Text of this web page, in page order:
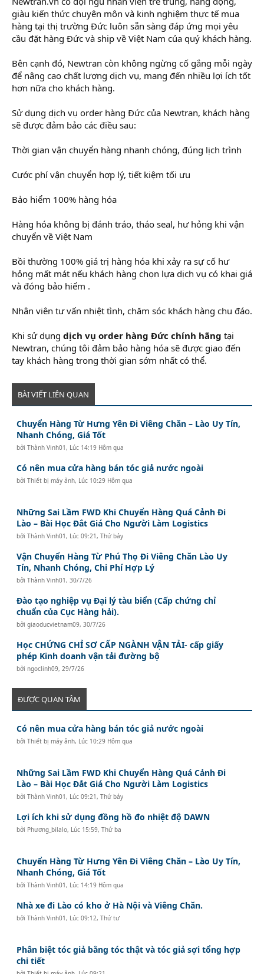
giàu kiến thức chuyên môn và kinh nghiệm thực tế mua
hàng tại thị trường Đức luôn sẵn sàng đáp ứng mọi yêu
cầu đặt hàng Đức và ship về Việt Nam của quý khách hàng.
Bên cạnh đó, Newtran còn không ngừng cố gắng mỗi ngày
để nâng cao chất lượng dịch vụ, mang đến nhiều lợi ích tốt
hơn nữa cho khách hàng.
Sử dụng dịch vụ order hàng Đức của Newtran, khách hàng
sẽ được đảm bảo các điều sau:
Thời gian vận chuyển hàng nhanh chóng, đúng lịch trình
Cước phí vận chuyển hợp lý, tiết kiệm tối ưu
Bảo hiểm 100% hàng hóa
Hàng hóa không bị đánh tráo, tháo seal, hư hỏng khi vận
chuyển về Việt Nam
Bồi thường 100% giá trị hàng hóa khi xảy ra sự cố hư
hỏng mất mát nếu khách hàng chọn lựa dịch vụ có khai giá
và đóng bảo hiểm .
Nhân viên tư vấn nhiệt tình, chăm sóc khách hàng chu đáo.
Khi sử dụng dịch vụ order hàng Đức chính hãng tại
Newtran, chúng tôi đảm bảo hàng hóa sẽ được giao đến
tay khách hàng trong thời gian sớm nhất có thể.
BÀI VIẾT LIÊN QUAN
Chuyển Hàng Từ Hưng Yên Đi Viêng Chăn – Lào Uy Tín,
Nhanh Chóng, Giá Tốt
bởiThành Vinh01 , Lúc 14:19 Hôm qua
Có nên mua cửa hàng bán tóc giả nước ngoài
bởiThiết bị máy ảnh, Lúc 10:29 Hôm qua
Những Sai Lầm FWD Khi Chuyển Hàng Quá Cảnh Đi
Lào – Bài Học Đắt Giá Cho Người Làm Logistics
bởiThành Vinh01 , Lúc 09:21, Thứ bảy
Vận Chuyển Hàng Từ Phú Thọ Đi Viêng Chăn Lào Uy
Tín, Nhanh Chóng, Chi Phí Hợp Lý
bởiThành Vinh01 ,30/7/26
Đào tạo nghiệp vụ Đại lý tàu biển (Cấp chứng chỉ
chuẩn của Cục Hàng hải).
bởigiaoducvietnam09,30/7/26
Học CHỨNG CHỈ SƠ CẤP NGÀNH VẬN TẢI- cấp giấy
phép Kinh doanh vận tải đường bộ
bởingoclinh09, 29/7/26
ĐƯỢC QUAN TÂM
Có nên mua cửa hàng bán tóc giả nước ngoài
bởiThiết bị máy ảnh, Lúc 10:29 Hôm qua
Những Sai Lầm FWD Khi Chuyển Hàng Quá Cảnh Đi
Lào – Bài Học Đắt Giá Cho Người Làm Logistics
bởiThành Vinh01 , Lúc 09:21, Thứ bảy
Lợi ích khi sử dụng đồng hồ đo nhiệt độ DAWN
bởi Phương_bilalo, Lúc 15:59, Thứ ba
Chuyển Hàng Từ Hưng Yên Đi Viêng Chăn – Lào Uy Tín,
Nhanh Chóng, Giá Tốt
bởiThành Vinh01 , Lúc 14:19 Hôm qua
Nhà xe đi Lào có kho ở Hà Nội và Viêng Chăn.
bởiThành Vinh01 , Lúc 09:12, Thứ tư
Phân biệt tóc giả bằng tóc thật và tóc giả sợi tổng hợp
chi tiết